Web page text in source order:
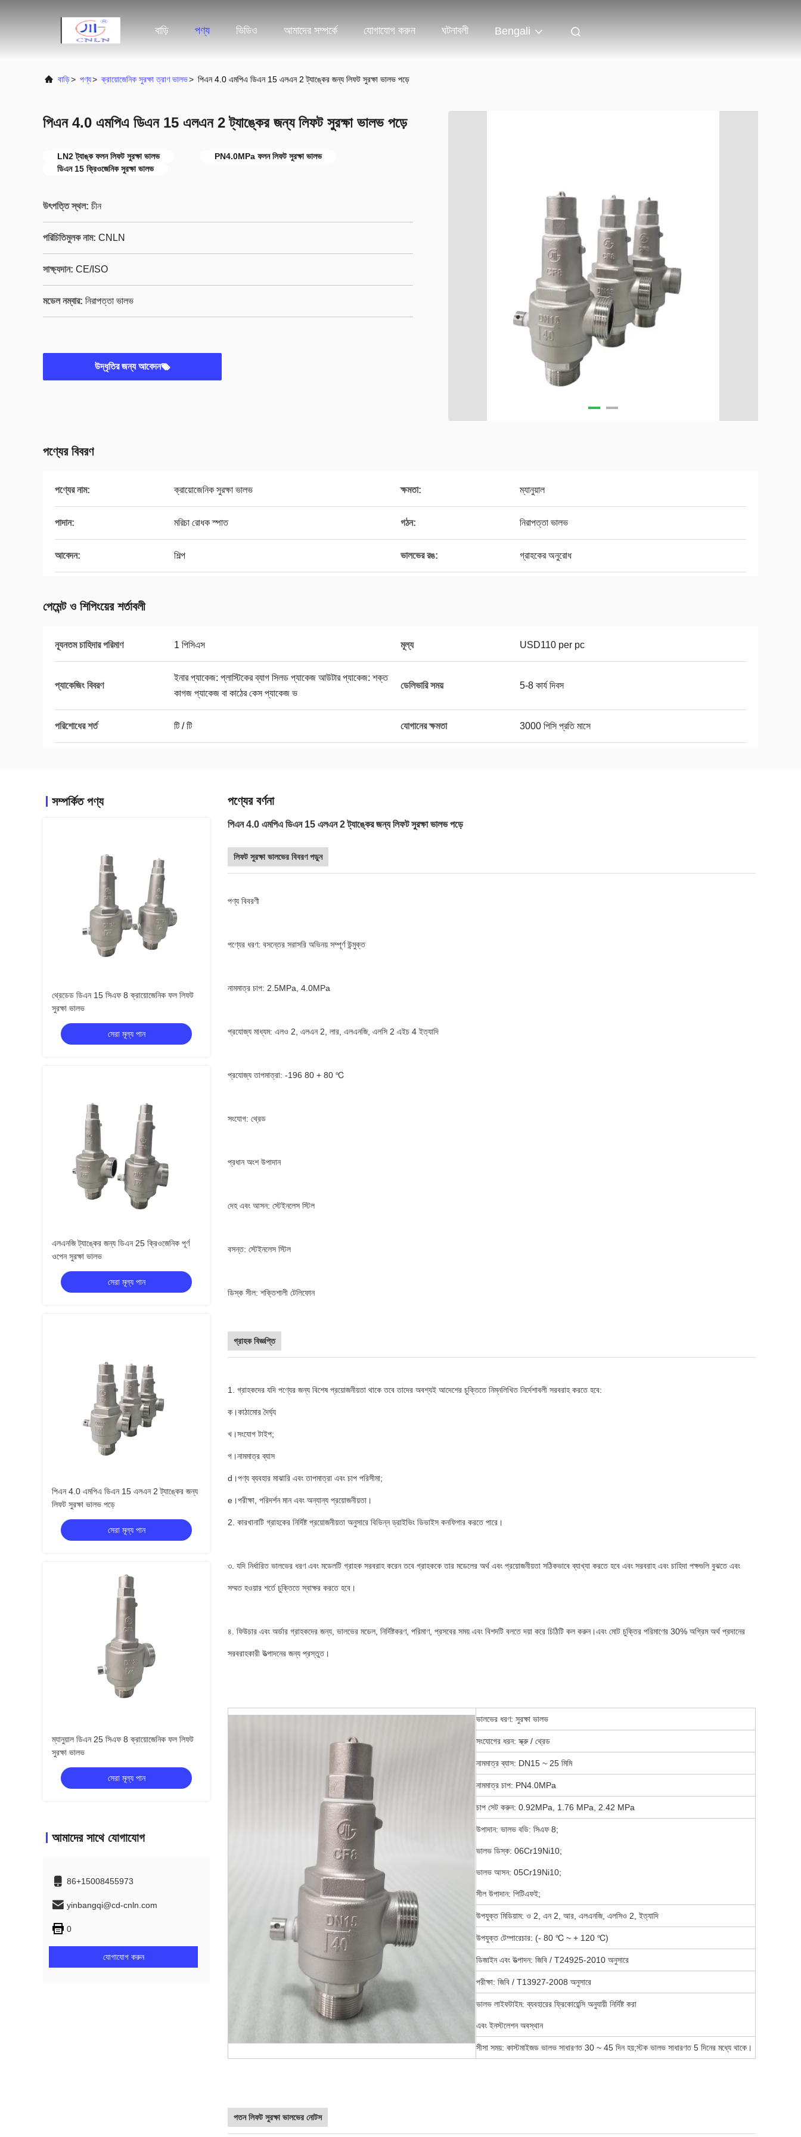
বাড়ি পণ্য ভিডিও আমাদের সম্পর্কে যোগাযোগ করুন ঘটনাবলী Bengali
বাড়ি> পণ্য> ক্রায়োজেনিক সুরক্ষা ত্রাণ ভালভ> পিএন 4.0 এমপিএ ডিএন 15 এলএন 2 ট্যাঙ্কের জন্য লিফট সুরক্ষা ভালভ পড়ে
পিএন 4.0 এমপিএ ডিএন 15 এলএন 2 ট্যাঙ্কের জন্য লিফট সুরক্ষা ভালভ পড়ে
LN2 ট্যাঙ্ক ফলন লিফট সুরক্ষা ভালভ
PN4.0MPa ফলন লিফট সুরক্ষা ভালভ
ডিএন 15 ক্রিওজেনিক সুরক্ষা ভালভ
উৎপত্তি স্থল: চীন
পরিচিতিমুলক নাম: CNLN
সাক্ষ্যদান: CE/ISO
মডেল নম্বার: নিরাপত্তা ভালভ
উদ্ধৃতির জন্য আবেদন
পণ্যের বিবরণ
পণ্যের নাম: ক্রায়োজেনিক সুরক্ষা ভালভ ক্ষমতা: ম্যানুয়াল
পাদান: মরিচা রোধক স্পাত গঠন: নিরাপত্তা ভালভ
আবেদন: শিল্প ভালভের রঙ: গ্রাহকের অনুরোধ
পেমেন্ট ও শিপিংয়ের শর্তাবলী
ন্যূনতম চাহিদার পরিমাণ 1 পিসিএস মূল্য USD110 per pc
প্যাকেজিং বিবরণ
ইনার প্যাকেজ: প্লাস্টিকের ব্যাগ সিলড প্যাকেজ আউটার প্যাকেজ: শক্ত
কাগজ প্যাকেজ বা কাঠের কেস প্যাকেজ ভ
ডেলিভারি সময় 5-8 কার্য দিবস
পরিশোধের শর্ত টি / টি যোগানের ক্ষমতা 3000 পিসি প্রতি মাসে
সম্পর্কিত পণ্য
থ্রেডেড ডিএন 15 সিএফ 8 ক্রায়োজেনিক ফল লিফট
সুরক্ষা ভালভ
সেরা মূল্য পান
এলএনজি ট্যাঙ্কের জন্য ডিএন 25 ক্রিওজেনিক পূর্ণ
ওপেন সুরক্ষা ভালভ
সেরা মূল্য পান
পিএন 4.0 এমপিএ ডিএন 15 এলএন 2 ট্যাঙ্কের জন্য
লিফট সুরক্ষা ভালভ পড়ে
সেরা মূল্য পান
ম্যানুয়াল ডিএন 25 সিএফ 8 ক্রায়োজেনিক ফল লিফট
সুরক্ষা ভালভ
সেরা মূল্য পান
আমাদের সাথে যোগাযোগ
86+15008455973
yinbangqi@cd-cnln.com
0
যোগাযোগ করুন
পণ্যের বর্ণনা
পিএন 4.0 এমপিএ ডিএন 15 এলএন 2 ট্যাঙ্কের জন্য লিফট সুরক্ষা ভালভ পড়ে
লিফট সুরক্ষা ভালভের বিবরণ পড়ুন
পণ্য বিবরণী
পণ্যের ধরণ: বসন্তের সরাসরি অভিনয় সম্পূর্ণ উন্মুক্ত
নামমাত্র চাপ: 2.5MPa, 4.0MPa
প্রযোজ্য মাধ্যম: এলও 2, এলএন 2, লার, এলএনজি, এলসি 2 এইচ 4 ইত্যাদি
প্রযোজ্য তাপমাত্রা: -196 80 + 80 ℃
সংযোগ: থ্রেড
প্রধান অংশ উপাদান
দেহ এবং আসন: স্টেইনলেস স্টিল
বসন্ত: স্টেইনলেস স্টিল
ডিস্ক সীল: শক্তিশালী টেলিফোন
গ্রাহক বিজ্ঞপ্তি
1. গ্রাহকদের যদি পণ্যের জন্য বিশেষ প্রয়োজনীয়তা থাকে তবে তাদের অবশ্যই আদেশের চুক্তিতে নিম্নলিখিত নির্দেশাবলী সরবরাহ করতে হবে:
ক।কাঠামোর দৈর্ঘ্য
খ।সংযোগ টাইপ;
গ।নামমাত্র ব্যাস
d।পণ্য ব্যবহার মাঝারি এবং তাপমাত্রা এবং চাপ পরিসীমা;
e।পরীক্ষা, পরিদর্শন মান এবং অন্যান্য প্রয়োজনীয়তা।
2. কারখানাটি গ্রাহকের নির্দিষ্ট প্রয়োজনীয়তা অনুসারে বিভিন্ন ড্রাইভিং ডিভাইস কনফিগার করতে পারে।
৩. যদি নির্ধারিত ভালভের ধরণ এবং মডেলটি গ্রাহক সরবরাহ করেন তবে গ্রাহককে তার মডেলের অর্থ এবং প্রয়োজনীয়তা সঠিকভাবে ব্যাখ্যা করতে হবে এবং সরবরাহ এবং চাহিদা পক্ষগুলি বুঝতে এবং
সম্মত হওয়ার শর্তে চুক্তিতে স্বাক্ষর করতে হবে।
৪. ফিউচার এবং অর্ডার গ্রাহকদের জন্য, ভালভের মডেল, নির্দিষ্টকরণ, পরিমাণ, প্রসবের সময় এবং বিশদটি বলতে দয়া করে চিঠিটি কল করুন।এবং মোট চুক্তির পরিমাণের 30% অগ্রিম অর্থ প্রদানের
সরবরাহকারী উত্পাদনের জন্য প্রস্তুত।
ভালভের ধরণ: সুরক্ষা ভালভ
সংযোগের ধরন: স্ক্রু / থ্রেড
নামমাত্র ব্যাস: DN15 ~ 25 মিমি
নামমাত্র চাপ: PN4.0MPa
চাপ সেট করুন: 0.92MPa, 1.76 MPa, 2.42 MPa
উপাদান: ভালভ বডি: সিএফ 8;
ভালভ ডিস্ক: 06Cr19Ni10;
ভালভ আসন: 05Cr19Ni10;
সীল উপাদান: পিটিএফই;
উপযুক্ত মিডিয়াম: ও 2, এন 2, আর, এলএনজি, এলসিও 2, ইত্যাদি
উপযুক্ত টেম্পারেচার: (- 80 ℃ ~ + 120 ℃)
ডিজাইন এবং উত্পাদন: জিবি / T24925-2010 অনুসারে
পরীক্ষা: জিবি / T13927-2008 অনুসারে
ভালভ লাইফটাইম: ব্যবহারের ফ্রিকোয়েন্সি অনুযায়ী নির্দিষ্ট করা
এবং ইনস্টলেশন অবস্থান
সীসা সময়: কাস্টমাইজড ভালভ সাধারণত 30 ~ 45 দিন হয়;স্টক ভালভ সাধারণত 5 দিনের মধ্যে থাকে।
পতন লিফট সুরক্ষা ভালভের নোটস